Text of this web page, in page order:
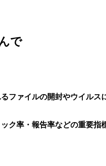
で
ファイルの開封やウイルス
ク率・報告率などの重要指